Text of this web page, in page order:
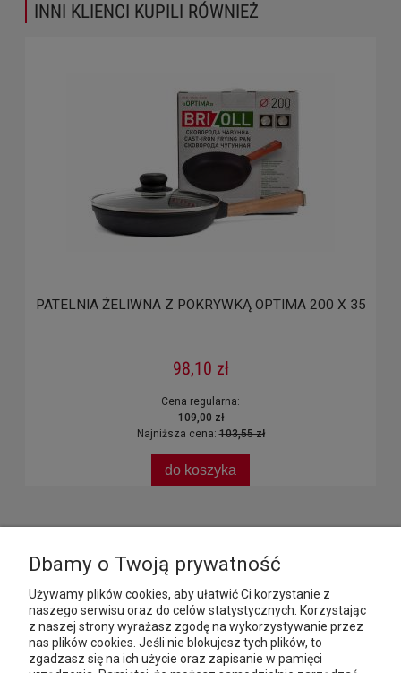
INNI KLIENCI KUPILI RÓWNIEŻ
PATELNIA ŻELIWNA Z POKRYWKĄ OPTIMA 200 X 35
98,10 zł
Cena regularna:
109,00 zł
Najniższa cena:103,55 zł
do koszyka
MOJE KONTO
PŁATNOŚCI I DOSTAWA
INFORMACJE
Dbamy o Twoją prywatność
Używamy plików cookies, aby ułatwić Ci korzystanie z
naszego serwisu oraz do celów statystycznych. Korzystając
z naszej strony wyrażasz zgodę na wykorzystywanie przez
nas plików cookies. Jeśli nie blokujesz tych plików, to
zgadzasz się na ich użycie oraz zapisanie w pamięci